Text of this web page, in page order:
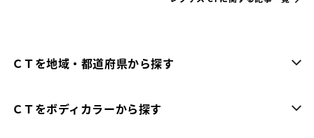
ＣＴを地域・都道府県から探す
ＣＴをボディカラーから探す